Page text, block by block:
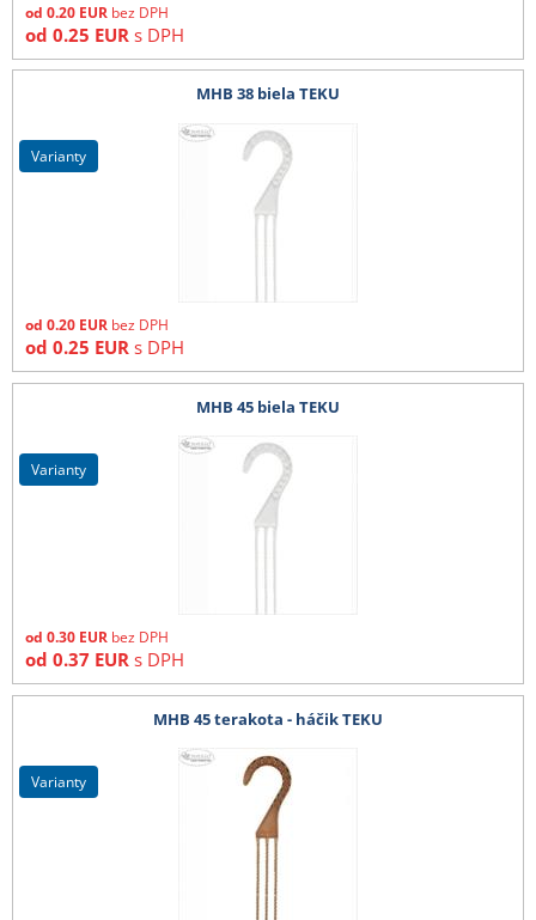
od 0.20 EUR bez DPH
od 0.25 EUR s DPH
MHB 38 biela TEKU
od 0.20 EUR bez DPH
od 0.25 EUR s DPH
varianty
MHB 45 biela TEKU
od 0.30 EUR bez DPH
od 0.37 EUR s DPH
varianty
MHB 45 terakota - háčik TEKU
varianty